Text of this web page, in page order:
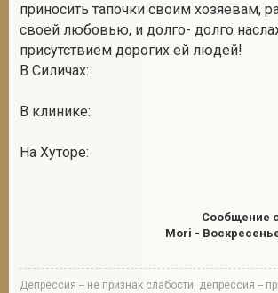
приносить тапочки своим хозяевам,
своей любовью, и долго- долго
присутствием дорогих ей людей!
В Силичах:
В клинике:
На Хуторе:
Сообщение
Mori -
Депрессия -- не признак слабости, депрессия --